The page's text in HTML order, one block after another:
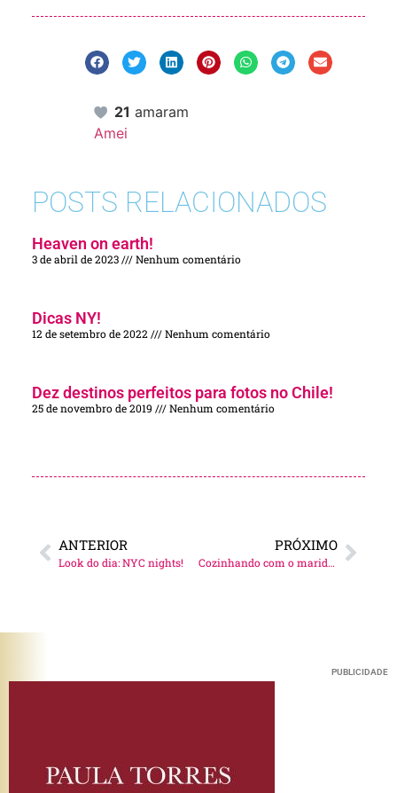
21 amaram
Amei
POSTS RELACIONADOS
Heaven on earth!
3 de abril de 2023 Nenhum comentário
Dicas NY!
12 de setembro de 2022 Nenhum comentário
Dez destinos perfeitos para fotos no Chile!
25 de novembro de 2019 Nenhum comentário
ANTERIOR
Look do dia: NYC nights!
PRÓXIMO
Cozinhando com o maridão: Picanha assada ao forno!
PUBLICIDADE